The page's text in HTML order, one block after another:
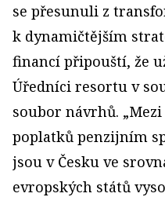
se přesunuli z
k dynamičtějším
financí připouští, že
Úředníci resortu v
soubor návrhů.
poplatků penzijním
jsou v Česku ve
evropských států